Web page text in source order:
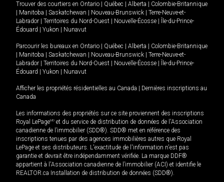
Trouver des courtiers en Ontario Québec Alberta
Colombie-Britannique
Manitoba Saskatchewan Nouveau-Brunswick
Terre-Neuve-et-
Labrador
Territoires du Nord-Ouest Nouvelle-Écosse
Île-du-Prince-
Édouard
Yukon Nunavut
Parcourir les bureaux en Ontario Québec Alberta
Colombie-Britannique
Manitoba Saskatchewan Nouveau-Brunswick
Terre-Neuve-et-
Labrador
Territoires du Nord-Ouest Nouvelle-Écosse
Île-du-Prince-
Édouard
Yukon Nunavut
Afficher les propriétés résidentielles au Canada
Dernières inscriptions au
Canada
Les informations des propriétés sur ce site proviennent des inscriptions
Royal LePageMD et du service de distribution de données de l'Association
canadienne de l’immobilier (SDD®). SDD® met en référence des
inscriptions tenues par des agences immobilières autres que Royal
LePage et ses distributeurs. L'exactitude de l'information n'est pas
garantie et devrait être indépendamment vérifiée. La marque DDF®
appartient à l'Association canadienne de l’immobilier (ACI) et identifie le
REALTOR.ca Installation de distribution de données (SDD®).